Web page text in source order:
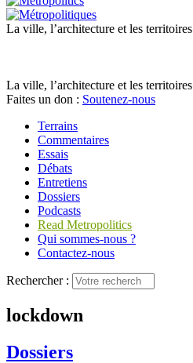
La ville, l’architecture et les territoires
La ville, l’architecture et les territoires
Faites un don : Soutenez-nous
Terrains
Commentaires
Essais
Débats
Entretiens
Dossiers
Podcasts
Read Metropolitics
Qui sommes-nous ?
Contactez-nous
Rechercher :
lockdown
Dossiers